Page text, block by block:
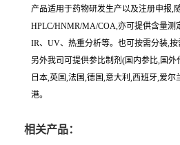
产品适用于药物研发生产以及注册申报,
HPLC/HNMR/MA/COA,亦可提供含量测
IR、UV、热重分析等。也可按需分装,按
另外我司可提供参比制剂(国内参比,国
日本,英国,法国,德国,意大利,西班牙,爱
港。
相关产品：